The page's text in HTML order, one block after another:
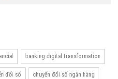
banking digital transformation
đổi số chuyển đổi số ngân hàng